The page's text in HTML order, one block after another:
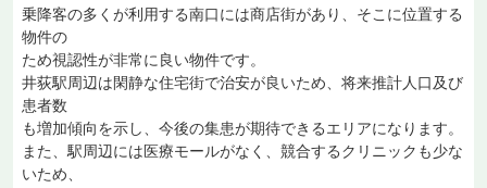
乗降客の多くが利用する南口には商店街があり、そこに位置する
物件の
ため視認性が非常に良い物件です。
井荻駅周辺は閑静な住宅街で治安が良いため、将来推計人口及び
患者数
も増加傾向を示し、今後の集患が期待できるエリアになります。
また、駅周辺には医療モールがなく、競合するクリニックも少な
いため、